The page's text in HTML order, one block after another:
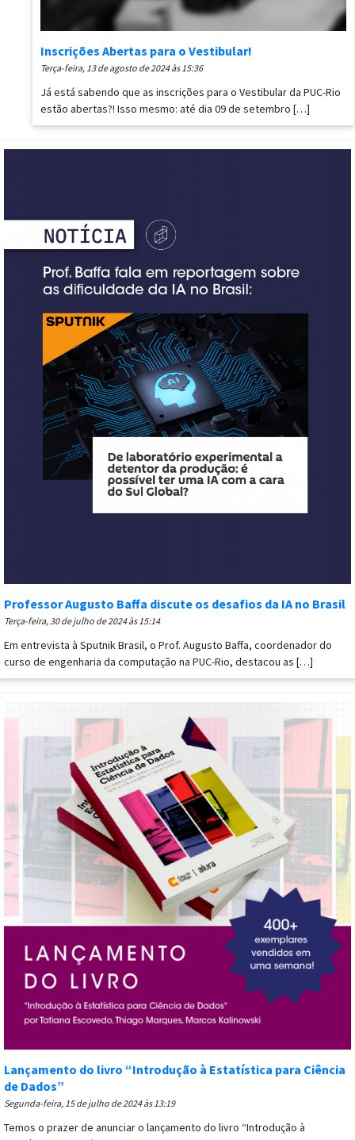
Inscrições Abertas para o Vestibular!
terça-feira, 13 de agosto de 2024 às 15:36
Já está sabendo que as inscrições para o Vestibular da PUC-Rio
estão abertas?! Isso mesmo: até dia 09 de setembro […]
Professor Augusto Baffa discute os desafios da IA no Brasil
terça-feira, 30 de julho de 2024 às 15:14
Em entrevista à Sputnik Brasil, o Prof. Augusto Baffa, coordenador do
curso de engenharia da computação na PUC-Rio, destacou as […]
Lançamento do livro “Introdução à Estatística para Ciência
de Dados”
segunda-feira, 15 de julho de 2024 às 13:19
Temos o prazer de anunciar o lançamento do livro “Introdução à